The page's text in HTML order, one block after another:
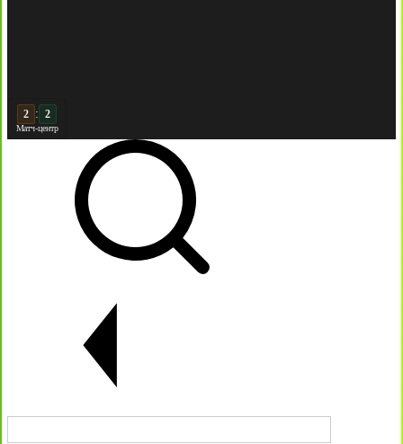
: 2
Матч-центр